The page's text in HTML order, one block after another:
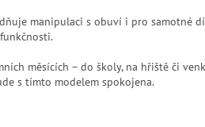
manipulaci s obuví i pro samotné
měsících – do školy, na hřiště či
s tímto modelem spokojena.